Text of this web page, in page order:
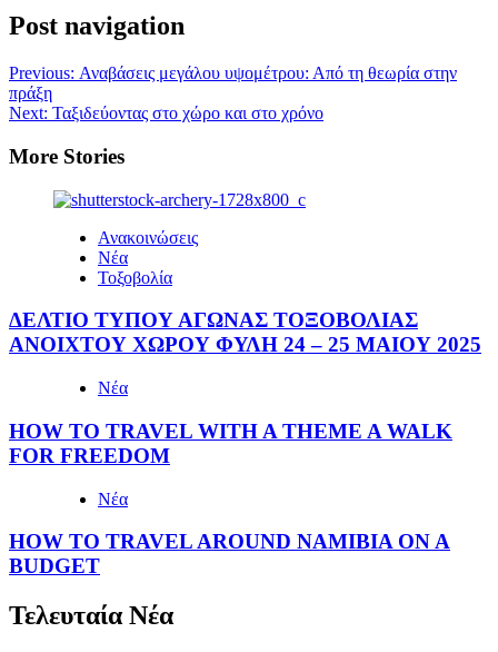
Post navigation
Previous: Αναβάσεις μεγάλου υψομέτρου: Από τη θεωρία στην
πράξη
Next: Ταξιδεύοντας στο χώρο και στο χρόνο
More Stories
Ανακοινώσεις
Νέα
Τοξοβολία
ΔΕΛΤΙΟ ΤΥΠΟΥ ΑΓΩΝΑΣ ΤΟΞΟΒΟΛΙΑΣ
ΑΝΟΙΧΤΟΥ ΧΩΡΟΥ ΦΥΛΗ 24 – 25 ΜΑΙΟΥ 2025
Νέα
HOW TO TRAVEL WITH A THEME A WALK
FOR FREEDOM
Νέα
HOW TO TRAVEL AROUND NAMIBIA ON A
BUDGET
Τελευταία Νέα